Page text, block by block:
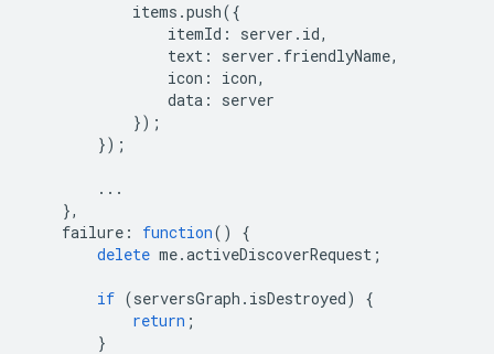
items .push({
itemId : server . id,
text : server . friendlyName,
icon : icon,
data :
server
});
});
...
},
failure : function()
{
delete me.activeDiscoverRequest ;
if (serversGraph . isDestroyed)
{
return ;
}